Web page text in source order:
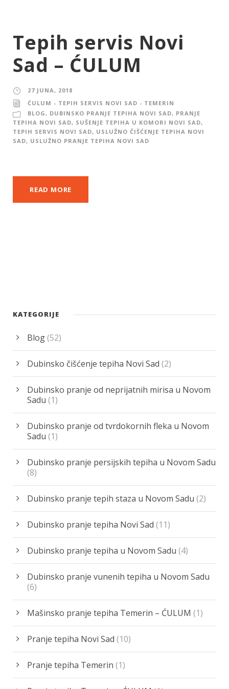
Tepih servis Novi
Sad – ĆULUM
27 JUNA, 2018
ĆULUM - TEPIH SERVIS NOVI SAD - TEMERIN
BLOG , DUBINSKO PRANJE TEPIHA NOVI SAD, PRANJE
TEPIHA NOVI SAD, SUŠENJE TEPIHA U KOMORI NOVI SAD,
TEPIH SERVIS NOVI SAD, USLUŽNO ČIŠĆENJE TEPIHA NOVI
SAD, USLUŽNO PRANJE TEPIHA NOVI SAD
READ MORE
KATEGORIJE
Blog(52)
Dubinsko čišćenje tepiha Novi Sad (2)
Dubinsko pranje od neprijatnih mirisa u Novom
Sadu (1)
Dubinsko pranje od tvrdokornih fleka u Novom
Sadu (1)
Dubinsko pranje persijskih tepiha u Novom Sadu
(8)
Dubinsko pranje tepih staza u Novom Sadu (2)
Dubinsko pranje tepiha Novi Sad (11)
Dubinsko pranje tepiha u Novom Sadu (4)
Dubinsko pranje vunenih tepiha u Novom Sadu
(6)
Mašinsko pranje tepiha Temerin – ĆULUM (1)
Pranje tepiha Novi Sad (10)
Pranje tepiha Temerin (1)